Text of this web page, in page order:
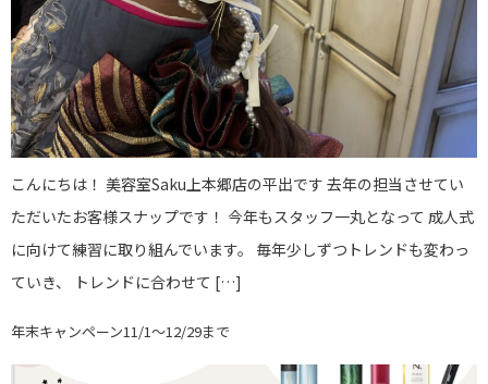
こんにちは！ 美容室Saku上本郷店の平出です 去年の担当させてい
ただいたお客様スナップです！ 今年もスタッフ一丸となって 成人式
に向けて練習に取り組んでいます。 毎年少しずつトレンドも変わっ
ていき、 トレンドに合わせて […]
年末キャンペーン11/1〜12/29まで